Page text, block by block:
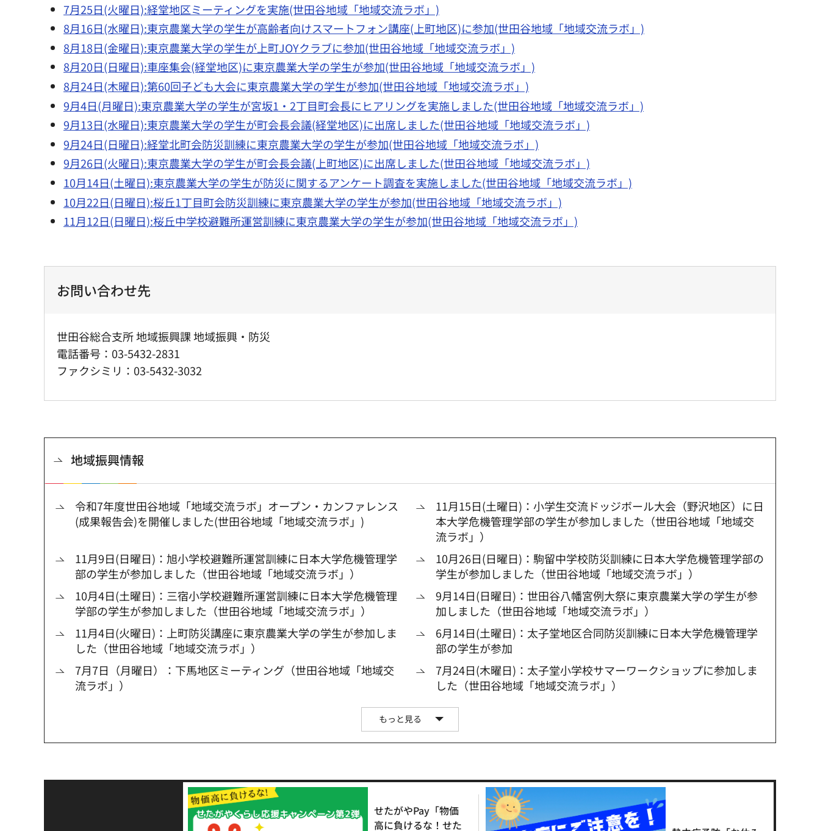
7月25日(火曜日):経堂地区ミーティングを実施(世田谷地域「地域交流ラボ」)
8月16日(水曜日):東京農業大学の学生が高齢者向けスマートフォン講座(上町地区)に参加(世田谷地域「地域交流ラボ」)
8月18日(金曜日):東京農業大学の学生が上町JOYクラブに参加(世田谷地域「地域交流ラボ」)
8月20日(日曜日):車座集会(経堂地区)に東京農業大学の学生が参加(世田谷地域「地域交流ラボ」)
8月24日(木曜日):第60回子ども大会に東京農業大学の学生が参加(世田谷地域「地域交流ラボ」)
9月4日(月曜日):東京農業大学の学生が宮坂1・2丁目町会長にヒアリングを実施しました(世田谷地域「地域交流ラボ」)
9月13日(水曜日):東京農業大学の学生が町会長会議(経堂地区)に出席しました(世田谷地域「地域交流ラボ」)
9月24日(日曜日):経堂北町会防災訓練に東京農業大学の学生が参加(世田谷地域「地域交流ラボ」)
9月26日(火曜日):東京農業大学の学生が町会長会議(上町地区)に出席しました(世田谷地域「地域交流ラボ」)
10月14日(土曜日):東京農業大学の学生が防災に関するアンケート調査を実施しました(世田谷地域「地域交流ラボ」)
10月22日(日曜日):桜丘1丁目町会防災訓練に東京農業大学の学生が参加(世田谷地域「地域交流ラボ」)
11月12日(日曜日):桜丘中学校避難所運営訓練に東京農業大学の学生が参加(世田谷地域「地域交流ラボ」)
お問い合わせ先
世田谷総合支所 地域振興課 地域振興・防災
電話番号：03-5432-2831
ファクシミリ：03-5432-3032
地域振興情報
令和7年度世田谷地域「地域交流ラボ」オープン・カンファレンス
(成果報告会)を開催しました(世田谷地域「地域交流ラボ」)
11月15日(土曜日)：小学生交流ドッジボール大会（野沢地区）に日
本大学危機管理学部の学生が参加しました（世田谷地域「地域交
流ラボ」）
11月9日(日曜日)：旭小学校避難所運営訓練に日本大学危機管理学
部の学生が参加しました（世田谷地域「地域交流ラボ」）
10月26日(日曜日)：駒留中学校防災訓練に日本大学危機管理学部の
学生が参加しました（世田谷地域「地域交流ラボ」）
10月4日(土曜日)：三宿小学校避難所運営訓練に日本大学危機管理
学部の学生が参加しました（世田谷地域「地域交流ラボ」）
9月14日(日曜日)：世田谷八幡宮例大祭に東京農業大学の学生が参
加しました（世田谷地域「地域交流ラボ」）
11月4日(火曜日)：上町防災講座に東京農業大学の学生が参加しま
した（世田谷地域「地域交流ラボ」）
6月14日(土曜日)：太子堂地区合同防災訓練に日本大学危機管理学
部の学生が参加
7月7日（月曜日）：下馬地区ミーティング（世田谷地域「地域交
流ラボ」）
7月24日(木曜日)：太子堂小学校サマーワークショップに参加しま
した（世田谷地域「地域交流ラボ」）
もっと見る
せたがやPay「物価
高に負けるな！せた